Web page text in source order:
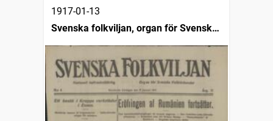
1917-01-13
Svenska folkviljan, organ för Svenska